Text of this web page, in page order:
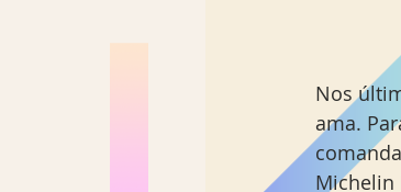
Nos
ama.
Michelin